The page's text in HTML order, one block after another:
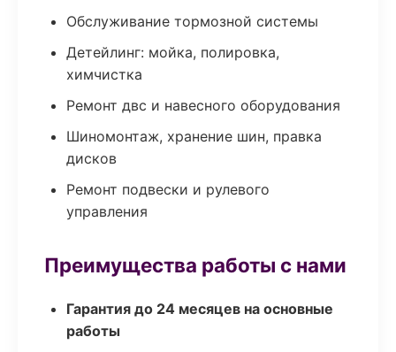
Обслуживание тормозной системы
Детейлинг: мойка, полировка,
химчистка
Ремонт двс и навесного оборудования
Шиномонтаж, хранение шин, правка
дисков
Ремонт подвески и рулевого
управления
Преимущества работы с нами
Гарантия до 24 месяцев на основные
работы